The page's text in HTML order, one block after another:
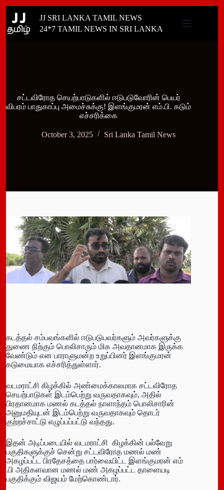
content
JJ SRI LANKA TAMIL NEWS
24*7 TAMIL NEWS IN SRI LANKA
சட்டவிரோத செயற்பாடுகளில் ஈடுபடுவோரின் பெயர்
விபரம் பாதுகாப்பு அமைச்சுக்கு! இளங்குமரன் எம்.பி. கடும்
எச்சரிக்கை
October 3, 2025 Sri Lanka Tamil News
கடத்தல் சம்பவங்களில் ஈடுபடுபவர்களும் அவர்களுக்கு
துணை நிற்கும் பொலிசாரும் மிக அவதானமாக இருக்க
வேண்டும் என பாராளுமன்ற உறுப்பினர் இளங்குமரன்
கடுமையாக எச்சரித்துள்ளார்.
வடமராட்சி கிழக்கில் அண்மைக்காலமாக சட்டவிரோத
செயற்பாடுகள் இடம்பெற்று வருவதாகவும், அதில்
பிரதானமாக மணல் கடத்தல் நாளாந்தம் பொலிசாரின்
அனுமதியுடன் இடம்பெற்று வருவதாகவும் தொடர்
குற்றச்சாட்டு எழுப்பப்பட்டு வந்தது.
இதன் அடிப்படையில் வடமராட்சி கிழக்கின் பல்வேறு
பகுதிகளுக்குச் சென்று சட்டவிரோத மணல் மண்
அகழப்பட்ட பிரதேசத்தை பார்வையிட்ட இளங்குமரன் எம்
.பி அதிகளவான மணல் மண் அகழப்பட்ட தாளையடி
பகுதிக்கும் விஜயம் மேற்கொண்டார்.